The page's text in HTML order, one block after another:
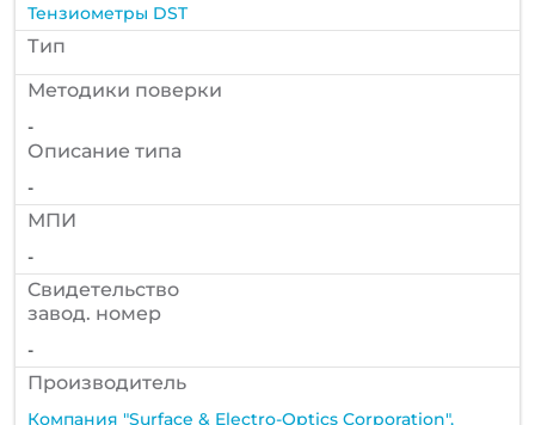
Тензиометры DST
Тип
Методики поверки
-
Описание типа
-
МПИ
-
Cвидетельство
завод. номер
-
Производитель
Компания "Surface & Electro-Optics Corporation",